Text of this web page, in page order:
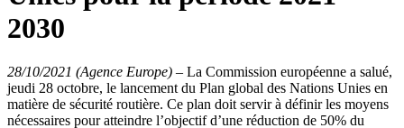
2030
28/10/2021 (Agence Europe) – La Commission européenne a salué,
jeudi 28 octobre, le lancement du Plan global des Nations Unies en
matière de sécurité routière. Ce plan doit servir à définir les moyens
nécessaires pour atteindre l’objectif d’une réduction de 50% du